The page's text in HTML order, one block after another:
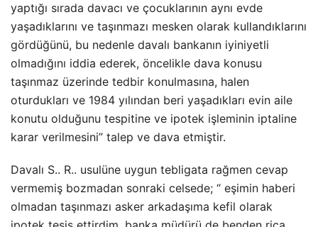
yaptığı sırada davacı ve çocuklarının aynı evde
yaşadıklarını ve taşınmazı mesken olarak kullandıklarını
gördüğünü, bu nedenle davalı bankanın iyiniyetli
olmadığını iddia ederek, öncelikle dava konusu
taşınmaz üzerinde tedbir konulmasına, halen
oturdukları ve 1984 yılından beri yaşadıkları evin aile
konutu olduğunu tespitine ve ipotek işleminin iptaline
karar verilmesini” talep ve dava etmiştir.
Davalı S.. R.. usulüne uygun tebligata rağmen cevap
vermemiş bozmadan sonraki celsede; “ eşimin haberi
olmadan taşınmazı asker arkadaşıma kefil olarak